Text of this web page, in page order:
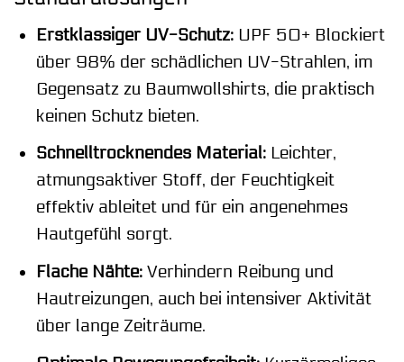
Erstklassiger UV-Schutz:UPF 50+ Blockiert
über 98% der schädlichen UV-Strahlen, im
Gegensatz zu Baumwollshirts, die praktisch
keinen Schutz bieten.
Schnelltrocknendes Material:Leichter,
atmungsaktiver Stoff, der Feuchtigkeit
effektiv ableitet und für ein angenehmes
Hautgefühl sorgt.
Flache Nähte:Verhindern Reibung und
Hautreizungen, auch bei intensiver Aktivität
über lange Zeiträume.